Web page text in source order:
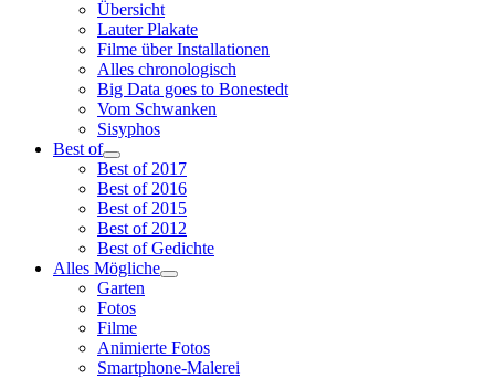
Übersicht
Lauter Plakate
Filme über Installationen
Alles chronologisch
Big Data goes to Bonestedt
Vom Schwanken
Sisyphos
Best of
Best of 2017
Best of 2016
Best of 2015
Best of 2012
Best of Gedichte
Alles Mögliche
Garten
Fotos
Filme
Animierte Fotos
Smartphone-Malerei